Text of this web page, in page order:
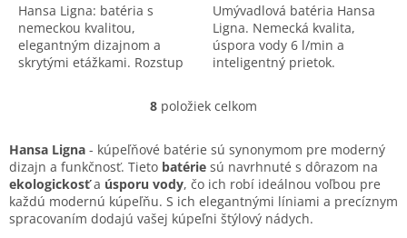
Hansa Ligna: batéria s
nemeckou kvalitou,
elegantným dizajnom a
skrytými etážkami. Rozstup
Umývadlová batéria Hansa
Ligna. Nemecká kvalita,
úspora vody 6 l/min a
inteligentný prietok.
predajni v Bratislave.
O
l
á
d
a
c
8 položiek celkom
Hansa Ligna - kúpeľňové batérie sú synonymom pre moderný
dizajn a funkčnosť. Tieto batérie sú navrhnuté s dôrazom na
ekologickosťa úsporu vody, čo ich robí ideálnou voľbou pre
každú modernú kúpeľňu. S ich elegantnými líniami a precíznym
spracovaním dodajú vašej kúpeľni štýlový nádych.